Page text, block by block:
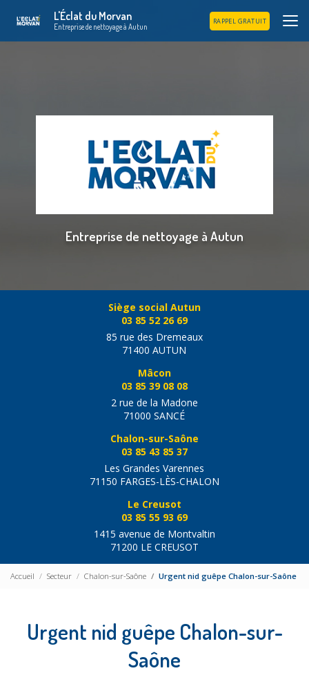
principal
L'Éclat du Morvan
Entreprise de nettoyage à Autun
RAPPEL GRATUIT
Entreprise de nettoyage à Autun
Siège social Autun
03 85 52 26 69
85 rue des Dremeaux
71400 AUTUN
Mâcon
03 85 39 08 08
2 rue de la Madone
71000 SANCÉ
Chalon-sur-Saône
03 85 43 85 37
Les Grandes Varennes
71150 FARGES-LÈS-CHALON
Le Creusot
03 85 55 93 69
1415 avenue de Montvaltin
71200 LE CREUSOT
Accueil Secteur Chalon-sur-Saône Urgent nid guêpe Chalon-sur-Saône
Urgent nid guêpe Chalon-sur-
Saône